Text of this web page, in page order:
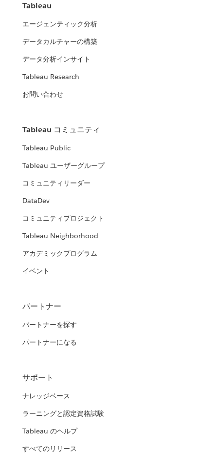
Tableau
エージェンティック分析
データカルチャーの構築
データ分析インサイト
Tableau Research
お問い合わせ
Tableau コミュニティ
Tableau Public
Tableau ユーザーグループ
コミュニティリーダー
DataDev
コミュニティプロジェクト
Tableau Neighborhood
アカデミックプログラム
イベント
パートナー
パートナーを探す
パートナーになる
サポート
ナレッジベース
ラーニングと認定資格試験
Tableau のヘルプ
すべてのリリース